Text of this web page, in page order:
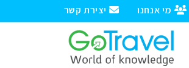
יצירת קשר מי אנחנו